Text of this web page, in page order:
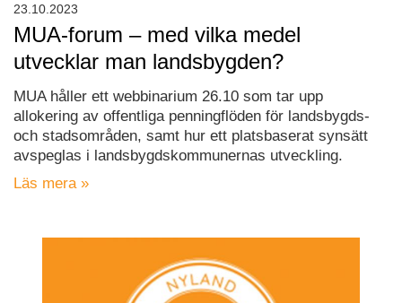
MUA-forum – med vilka medel
utvecklar man landsbygden?
MUA håller ett webbinarium 26.10 som tar upp
allokering av offentliga penningflöden för landsbygds-
och stadsområden, samt hur ett platsbaserat synsätt
avspeglas i landsbygdskommunernas utveckling.
Läs mera »
23.10.2023